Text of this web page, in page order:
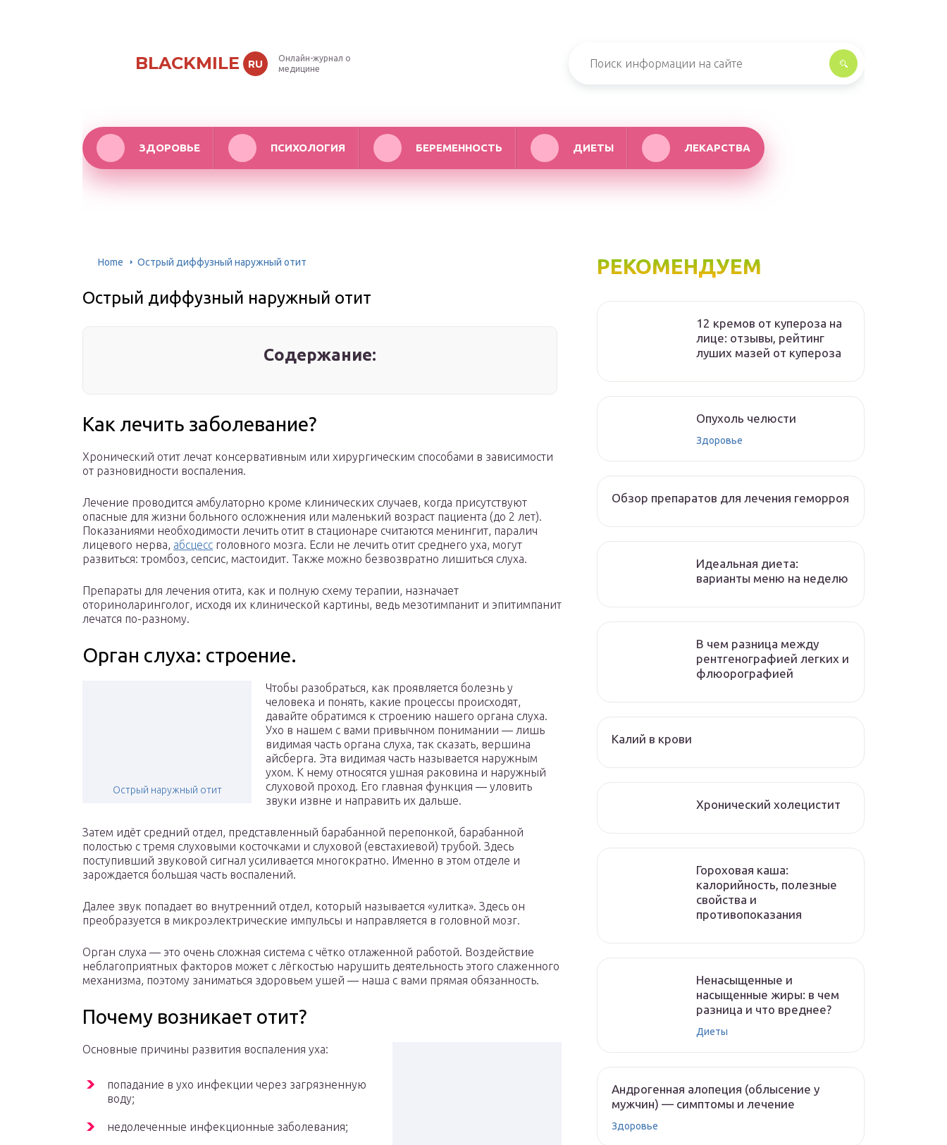
BLACKMILE RU
Онлайн-журнал о
медицине
ЗДОРОВЬЕ ПСИХОЛОГИЯ БЕРЕМЕННОСТЬ ДИЕТЫ ЛЕКАРСТВА
Home Острый диффузный наружный отит
Острый диффузный наружный отит
Содержание:
Как лечить заболевание?
Хронический отит лечат консервативным или хирургическим способами в зависимости
от разновидности воспаления.
Лечение проводится амбулаторно кроме клинических случаев, когда присутствуют
опасные для жизни больного осложнения или маленький возраст пациента (до 2 лет).
Показаниями необходимости лечить отит в стационаре считаются менингит, паралич
лицевого нерва, абсцесс головного мозга. Если не лечить отит среднего уха, могут
развиться: тромбоз, сепсис, мастоидит. Также можно безвозвратно лишиться слуха.
Препараты для лечения отита, как и полную схему терапии, назначает
оториноларинголог, исходя их клинической картины, ведь мезотимпанит и эпитимпанит
лечатся по-разному.
Орган слуха: строение.
Острый наружный отит
Чтобы разобраться, как проявляется болезнь у
человека и понять, какие процессы происходят,
давайте обратимся к строению нашего органа слуха.
Ухо в нашем с вами привычном понимании — лишь
видимая часть органа слуха, так сказать, вершина
айсберга. Эта видимая часть называется наружным
ухом. К нему относятся ушная раковина и наружный
слуховой проход. Его главная функция — уловить
звуки извне и направить их дальше.
Затем идёт средний отдел, представленный барабанной перепонкой, барабанной
полостью с тремя слуховыми косточками и слуховой (евстахиевой) трубой. Здесь
поступивший звуковой сигнал усиливается многократно. Именно в этом отделе и
зарождается большая часть воспалений.
Далее звук попадает во внутренний отдел, который называется «улитка». Здесь он
преобразуется в микроэлектрические импульсы и направляется в головной мозг.
Орган слуха — это очень сложная система с чётко отлаженной работой. Воздействие
неблагоприятных факторов может с лёгкостью нарушить деятельность этого слаженного
механизма, поэтому заниматься здоровьем ушей — наша с вами прямая обязанность.
Почему возникает отит?
Основные причины развития воспаления уха:
попадание в ухо инфекции через загрязненную
воду;
недолеченные инфекционные заболевания;
РЕКОМЕНДУЕМ
12 кремов от купероза на
лице: отзывы, рейтинг
луших мазей от купероза
Опухоль челюсти
Здоровье
Обзор препаратов для лечения геморроя
Идеальная диета:
варианты меню на неделю
В чем разница между
рентгенографией легких и
флюорографией
Калий в крови
Хронический холецистит
Гороховая каша:
калорийность, полезные
свойства и
противопоказания
Ненасыщенные и
насыщенные жиры: в чем
разница и что вреднее?
Диеты
Андрогенная алопеция (облысение у
мужчин) — симптомы и лечение
Здоровье